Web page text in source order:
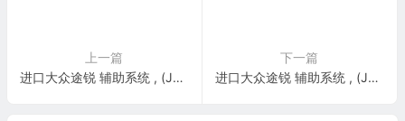
上一篇
进口大众途锐 辅助系统 , (JX0) 电路图
下一篇
进口大众途锐 辅助系统 , (JX1),(KA6) 电路图